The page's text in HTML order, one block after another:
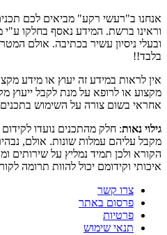
אנחנו ב"רעשי רקע" מביאים לכם
וראינו ברשת. המידע נאסף בחלקו
ובעלי ניסיון עשיר בכתיבה. אולם
בלבד!!
אין לראות במידע זה יעוץ או מידע
מקצוע או לרופא על מנת לקבל ייעוץ
אחראי בשום צורה על השימוש
גילוי נאות: חלק מהתכנים נועדו
מקבל עליהם עמלות שונות. אולם,
הקורא ולכן תמיד נמליץ על שירותים
איכותי וקידומם יכול להוות תרומה
צרו קשר
פרסום באתר
פרטיות
תנאי שימוש